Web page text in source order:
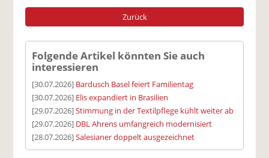
Zurück
Folgende Artikel könnten Sie auch
interessieren
[30.07.2026] Bardusch Basel feiert Familientag
[30.07.2026] Elis expandiert in Brasilien
[29.07.2026]Stimmung in der Textilpflege kühlt weiter ab
[29.07.2026] DBL Ahrens umfangreich modernisiert
[28.07.2026]Salesianer doppelt ausgezeichnet